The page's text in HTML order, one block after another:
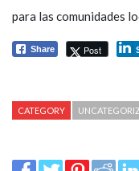
para las comunidades
Share Post
CATEGORY